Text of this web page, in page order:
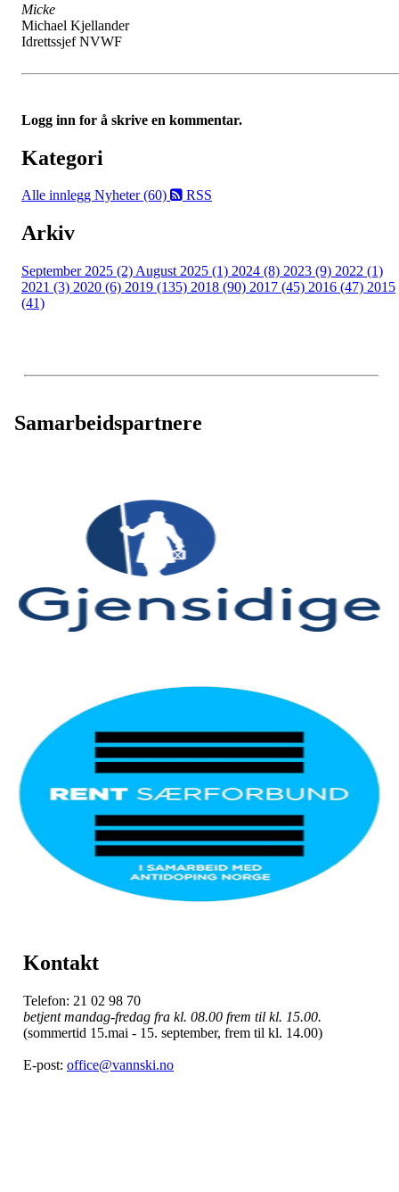
Micke
Michael Kjellander
Idrettssjef NVWF
Logg inn for å skrive en kommentar.
Kategori
Alle innlegg Nyheter (60) RSS
Arkiv
September 2025 (2) August 2025 (1) 2024 (8) 2023 (9) 2022 (1)
2021 (3) 2020 (6) 2019 (135) 2018 (90) 2017 (45) 2016 (47) 2015
(41)
Samarbeidspartnere
Kontakt
Telefon: 21 02 98 70
betjent mandag-fredag fra kl. 08.00 frem til kl. 15.00.
(sommertid 15.mai - 15. september, frem til kl. 14.00)
E-post: office@vannski.no